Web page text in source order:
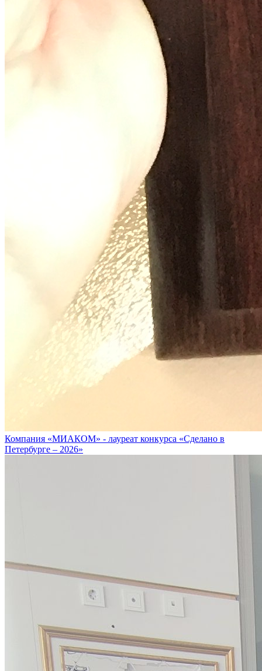
Компания «МИАКОМ» - лауреат конкурса «Сделано в
Петербурге – 2026»